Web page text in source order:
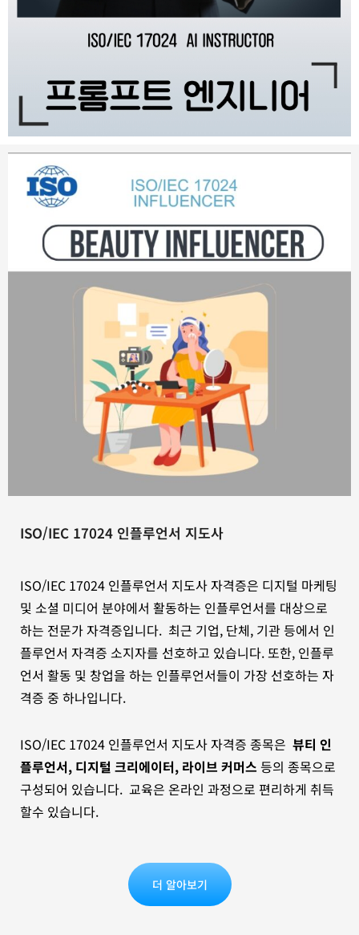
ISO/IEC 17024 인플루언서 지도사
ISO/IEC 17024 인플루언서 지도사 자격증은 디지털 마케팅
및 소셜 미디어 분야에서 활동하는 인플루언서를 대상으로
하는 전문가 자격증입니다. 최근 기업, 단체, 기관 등에서 인
플루언서 자격증 소지자를 선호하고 있습니다. 또한, 인플루
언서 활동 및 창업을 하는 인플루언서들이 가장 선호하는 자
격증 중 하나입니다.
ISO/IEC 17024 인플루언서 지도사 자격증 종목은 뷰티 인
플루언서, 디지털 크리에이터, 라이브 커머스 등의 종목으로
구성되어 있습니다. 교육은 온라인 과정으로 편리하게 취득
할수 있습니다.
더 알아보기